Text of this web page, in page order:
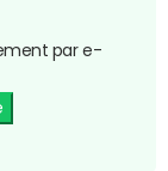
par e-